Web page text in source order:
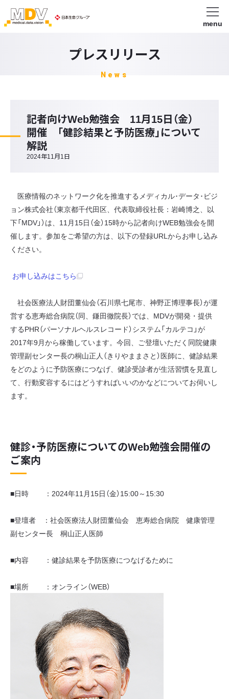
menu
プレスリリース
News
記者向けWeb勉強会 11月15日（金）
開催 「健診結果と予防医療」について
解説
2024年11月1日
医療情報のネットワーク化を推進するメディカル･データ･ビジ
ョン株式会社（東京都千代田区、代表取締役社長：岩崎博之、以
下「MDV」）は、11月15日（金）15時から記者向けWEB勉強会を開
催します。参加をご希望の方は、以下の登録URLからお申し込み
ください。
お申し込みはこちら
社会医療法人財団董仙会（石川県七尾市、神野正博理事長）が運
営する恵寿総合病院（同、鎌田徹院長）では、MDVが開発・提供
するPHR（パーソナルヘルスレコード）システム「カルテコ」が
2017年9月から稼働しています。今回、ご登壇いただく同院健康
管理副センター長の桐山正人（きりやままさと）医師に、健診結果
をどのように予防医療につなげ、健診受診者が生活習慣を見直し
て、行動変容するにはどうすればいいのかなどについてお伺いし
ます。
健診・予防医療についてのWeb勉強会開催の
ご案内
■日時 ：2024年11月15日（金）15:00～15:30
■登壇者 ：社会医療法人財団董仙会 恵寿総合病院 健康管理
副センター長 桐山正人医師
■内容 ：健診結果を予防医療につなげるために
■場所 ：オンライン（WEB）